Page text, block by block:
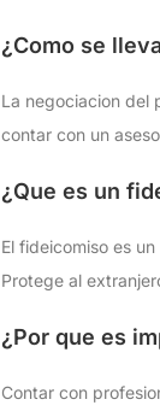
¿Como se
La negociacion del
contar con un
¿Que es un
El fideicomiso es
Protege al
¿Por que es
Contar con